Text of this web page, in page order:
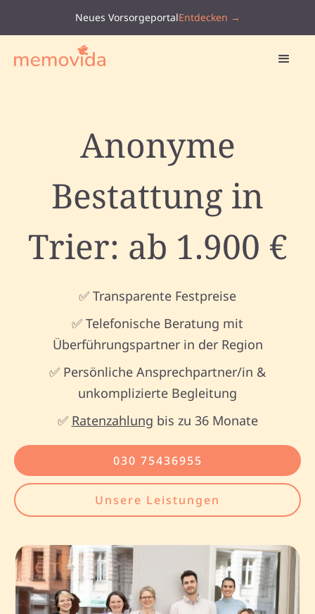
Neues VorsorgeportalEntdecken →
Anonyme
Bestattung in
Trier: ab 1.900 €
✅ Transparente Festpreise
✅ Telefonische Beratung mit
Überführungspartner in der Region
✅ Persönliche Ansprechpartner/in &
unkomplizierte Begleitung
✅ Ratenzahlung bis zu 36 Monate
030 75436955
Unsere Leistungen